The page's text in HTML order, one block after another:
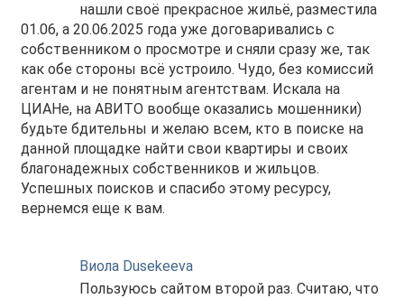
нашли своё прекрасное жильё, разместила
01.06, а 20.06.2025 года уже договаривались с
собственником о просмотре и сняли сразу же, так
как обе стороны всё устроило. Чудо, без комиссий
агентам и не понятным агентствам. Искала на
ЦИАНе, на АВИТО вообще оказались мошенники)
будьте бдительны и желаю всем, кто в поиске на
данной площадке найти свои квартиры и своих
благонадежных собственников и жильцов.
Успешных поисков и спасибо этому ресурсу,
вернемся еще к вам.
Виола Dusekeeva
Пользуюсь сайтом второй раз. Считаю, что